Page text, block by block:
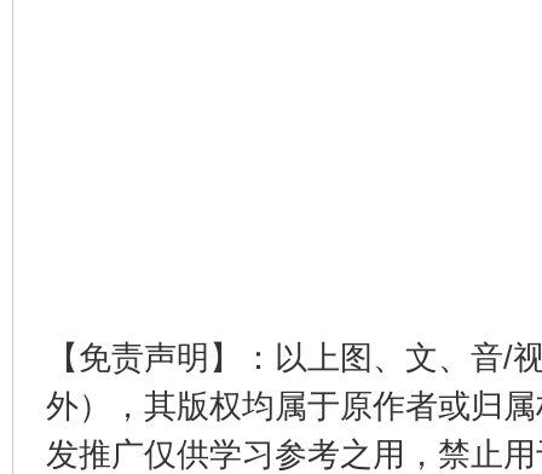
【免责声明】：以上图、文、音/
外），其版权均属于原作者或归
发推广仅供学习参考之用，禁止